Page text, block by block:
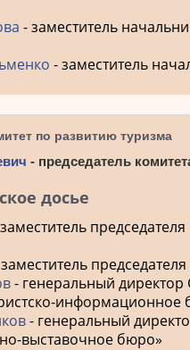
- заместитель
- заместитель
по развитию туризма
- председатель
досье
председателя
председателя
- генеральный директор
информационное
- генеральный
выставочное бюро»